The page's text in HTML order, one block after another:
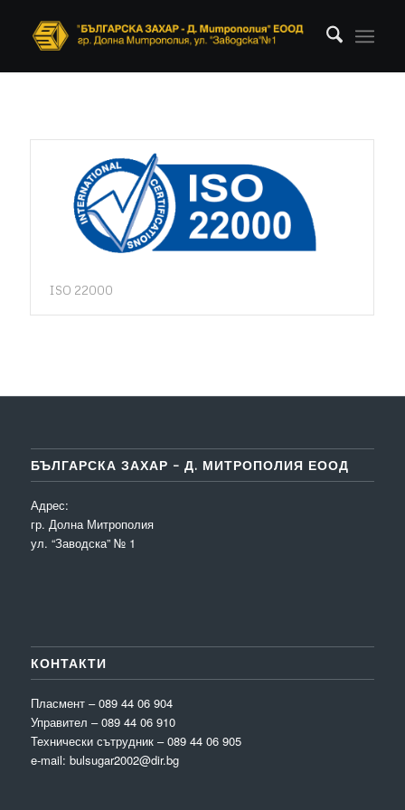
ISO 22000
БЪЛГАРСКА ЗАХАР – Д. МИТРОПОЛИЯ ЕООД
Адрес:
гр. Долна Митрополия
ул. “Заводска” № 1
КОНТАКТИ
Пласмент – 089 44 06 904
Управител – 089 44 06 910
Технически сътрудник – 089 44 06 905
e-mail: bulsugar2002@dir.bg